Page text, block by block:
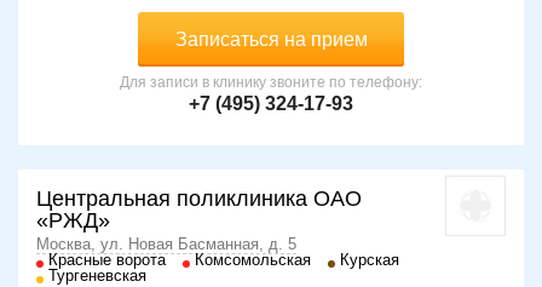
Записаться на прием
Для записи в клинику звоните по телефону:
+7 (495) 324-17-93
Центральная поликлиника ОАО
«РЖД»
Москва, ул. Новая Басманная, д. 5
Красные ворота
Комсомольская
Курская
Тургеневская